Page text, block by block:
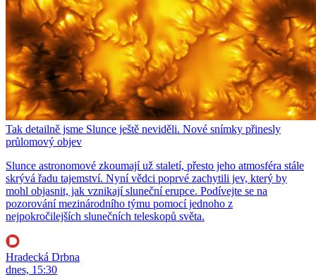
Tak detailně jsme Slunce ještě neviděli. Nové snímky přinesly
průlomový objev
Slunce astronomové zkoumají už staletí, přesto jeho atmosféra stále
skrývá řadu tajemství. Nyní vědci poprvé zachytili jev, který by
mohl objasnit, jak vznikají sluneční erupce. Podívejte se na
pozorování mezinárodního týmu pomocí jednoho z
nejpokročilejších slunečních teleskopů světa.
Hradecká Drbna
dnes, 15:30